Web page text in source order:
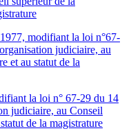
modifiant la loi n°67-
judiciaire, au
et au statut de la
la loi n° 67-29 du 14
judiciaire, au Conseil
de la magistrature